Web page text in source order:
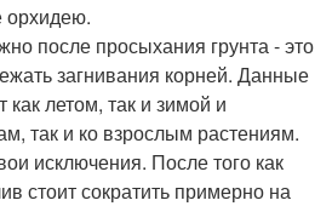
орхидею.
после просыхания грунта - это
загнивания корней. Данные
летом, так и зимой и
так и ко взрослым растениям.
исключения. После того как
стоит сократить примерно на